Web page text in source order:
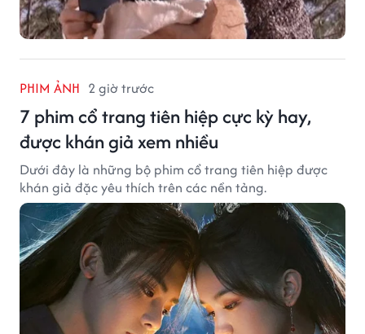
PHIM ẢNH 2 giờ trước
7 phim cổ trang tiên hiệp cực kỳ hay,
được khán giả xem nhiều
Dưới đây là những bộ phim cổ trang tiên hiệp được
khán giả đặc yêu thích trên các nền tảng.